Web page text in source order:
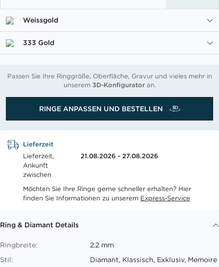
Weissgold
333 Gold
Passen Sie Ihre Ringgröße, Oberfläche, Gravur und vieles mehr in
unserem 3D-Konfiguratoran.
RINGE ANPASSEN UND BESTELLEN
Lieferzeit
Lieferzeit,
Ankunft
zwischen
21.08.2026 - 27.08.2026
Möchten Sie Ihre Ringe gerne schneller erhalten? Hier
finden Sie Informationen zu unserem Express-Service
Ring & Diamant Details
Ringbreite:
2.2 mm
Stil:
Diamant, Klassisch, Exklusiv, Memoire